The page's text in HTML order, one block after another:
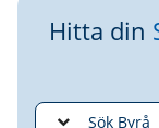
Hitta din